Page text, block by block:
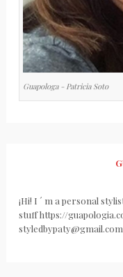
Guapologa - Patricia Soto
¡Hi! I ´ m a personal
stuff https://
styledbypaty@gmail.com